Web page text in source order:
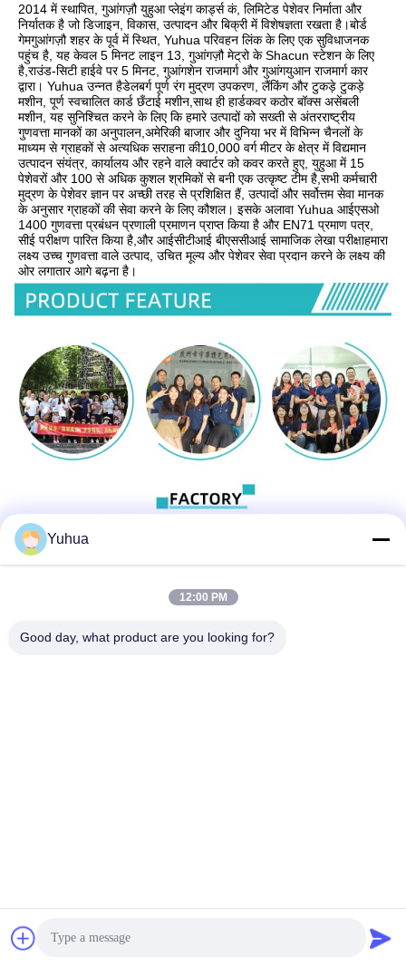
2014 में स्थापित, गुआंगज़ौ युहुआ प्लेइंग कार्ड्स कं, लिमिटेड पेशेवर निर्माता और
निर्यातक है जो डिजाइन, विकास, उत्पादन और बिक्री में विशेषज्ञता रखता है।बोर्ड
गेमगुआंगज़ौ शहर के पूर्व में स्थित, Yuhua परिवहन लिंक के लिए एक सुविधाजनक
पहुंच है, यह केवल 5 मिनट लाइन 13, गुआंगज़ौ मेट्रो के Shacun स्टेशन के लिए
है,राउंड-सिटी हाईवे पर 5 मिनट, गुआंगशेन राजमार्ग और गुआंगयुआन राजमार्ग कार
द्वारा। Yuhua उन्नत हैडेलबर्ग पूर्ण रंग मुद्रण उपकरण, लैंकिंग और टुकड़े टुकड़े
मशीन, पूर्ण स्वचालित कार्ड छँटाई मशीन,साथ ही हार्डकवर कठोर बॉक्स असेंबली
मशीन, यह सुनिश्चित करने के लिए कि हमारे उत्पादों को सख्ती से अंतरराष्ट्रीय
गुणवत्ता मानकों का अनुपालन,अमेरिकी बाजार और दुनिया भर में विभिन्न चैनलों के
माध्यम से ग्राहकों से अत्यधिक सराहना की10,000 वर्ग मीटर के क्षेत्र में विद्यमान
उत्पादन संयंत्र, कार्यालय और रहने वाले क्वार्टर को कवर करते हुए, युहुआ में 15
पेशेवरों और 100 से अधिक कुशल श्रमिकों से बनी एक उत्कृष्ट टीम है,सभी कर्मचारी
मुद्रण के पेशेवर ज्ञान पर अच्छी तरह से प्रशिक्षित हैं, उत्पादों और सर्वोत्तम सेवा मानक
के अनुसार ग्राहकों की सेवा करने के लिए कौशल। इसके अलावा Yuhua आईएसओ
1400 गुणवत्ता प्रबंधन प्रणाली प्रमाणन प्राप्त किया है और EN71 प्रमाण पत्र,
सीई परीक्षण पारित किया है,और आईसीटीआई बीएससीआई सामाजिक लेखा परीक्षाहमारा
लक्ष्य उच्च गुणवत्ता वाले उत्पाद, उचित मूल्य और पेशेवर सेवा प्रदान करने के लक्ष्य की
ओर लगातार आगे बढ़ना है।
Yuhua
12:00 PM
Good day, what product are you looking for?